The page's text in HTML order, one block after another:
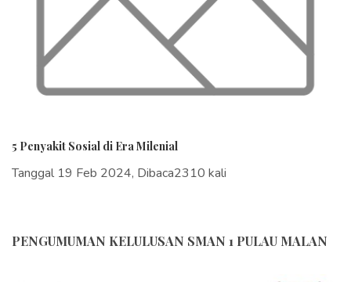
PENGUMUMAN KELULUSAN SMAN 1 PULAU MALAN
5 Penyakit Sosial di Era Milenial
Tanggal 19 Feb 2024, Dibaca2310 kali